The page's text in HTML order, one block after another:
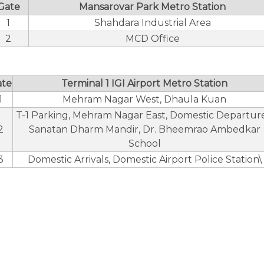
Mansarovar Park Metro Station
1
Shahdara Industrial Area
2
MCD Office
Terminal 1 IGI Airport Metro Station
Mehram Nagar West, Dhaula Kuan
T-1 Parking, Mehram Nagar East, Domestic
Sanatan Dharm Mandir, Dr. Bheemrao Ambedkar
School
Domestic Arrivals, Domestic Airport Police Station\